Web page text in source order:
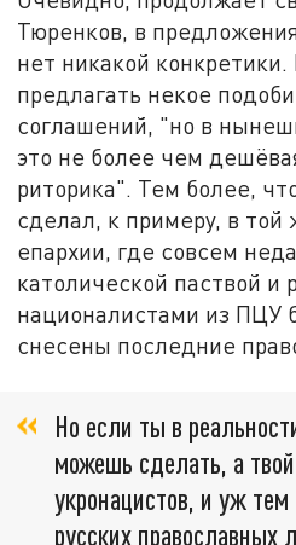
Тюренков, в
нет никакой
предлагать некое
соглашений, "но в
это не более чем
риторика". Тем более,
сделал, к примеру, в той
епархии, где совсем
католической паствой и
националистами из ПЦУ
снесены последние
Но если ты в
можешь сделать, а
укронацистов, и уж тем
русских православных